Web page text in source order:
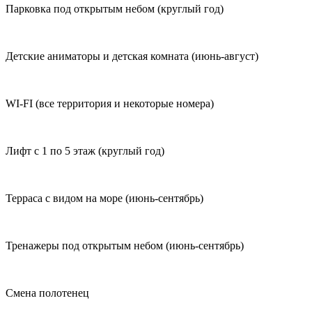
Парковка под открытым небом (круглый год)
Детские аниматоры и детская комната (июнь-август)
WI-FI (все территория и некоторые номера)
Лифт с 1 по 5 этаж (круглый год)
Терраса с видом на море (июнь-сентябрь)
Тренажеры под открытым небом (июнь-сентябрь)
Смена полотенец